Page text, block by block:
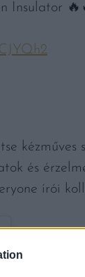
Insulator
kézműves
és
írói